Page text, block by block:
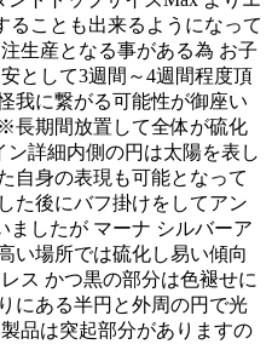
ることも出来るようになって
生産となる事がある為 お子
として3週間～4週間程度頂
我に繋がる可能性が御座い
長期間放置して全体が硫化
詳細内側の円は太陽を表し
自身の表現も可能となって
た後にバフ掛けをしてアン
ましたが マーナ シルバーア
い場所では硫化し易い傾向
ス かつ黒の部分は色褪せに
にある半円と外周の円で光
品は突起部分がありますの